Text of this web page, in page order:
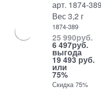
арт. 1874-389
Вес 3,2 г
1874-389
25 990руб.
6 497руб.
выгода
19 493 руб.
или
75%
Скидка 75%